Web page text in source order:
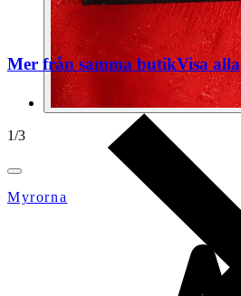
1/3
Myrorna
Mer från samma butikVisa alla